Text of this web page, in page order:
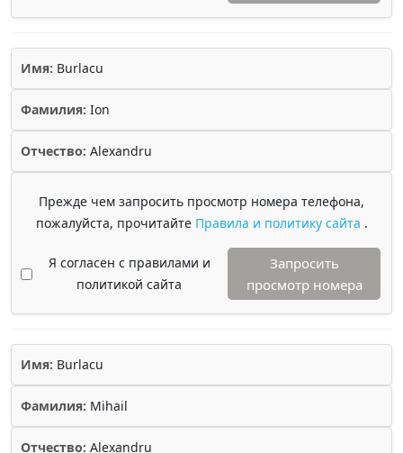
Имя: Burlacu
Фамилия: Ion
Отчество: Alexandru
Прежде чем запросить просмотр номера телефона,
пожалуйста, прочитайте Правила и политику сайта .
Я согласен с правилами и
политикой сайта
Запросить
просмотр номера
Имя: Burlacu
Фамилия: Mihail
Отчество: Alexandru